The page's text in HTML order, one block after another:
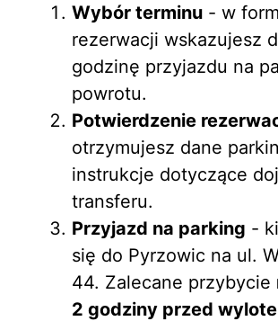
Wybór terminu - w
rezerwacji wskazujesz
godzinę przyjazdu na
powrotu.
Potwierdzenie
otrzymujesz dane
instrukcje dotyczące
transferu.
Przyjazd na parking -
się do Pyrzowic na ul.
44. Zalecane przybycie
2 godziny przed